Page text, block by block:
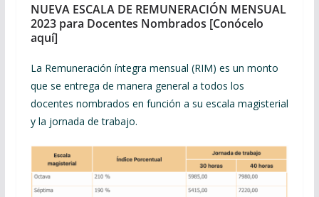
NUEVA ESCALA DE REMUNERACIÓN MENSUAL
2023 para Docentes Nombrados [Conócelo
aquí]
La Remuneración íntegra mensual (RIM) es un monto
que se entrega de manera general a todos los
docentes nombrados en función a su escala magisterial
y la jornada de trabajo.